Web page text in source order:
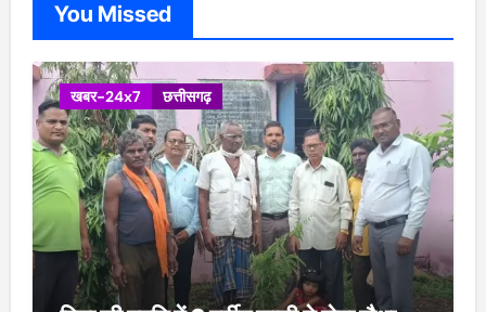
You Missed
खबर-24x7 छत्तीसगढ़